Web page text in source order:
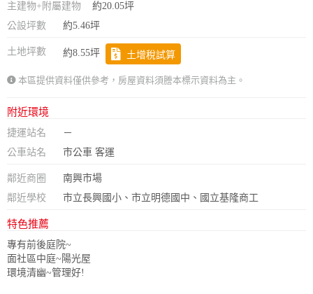
主建物+附屬建物
約20.05坪
公設坪數
約5.46坪
土地坪數 約8.55坪 土增稅試算
本區提供資料僅供參考，房屋資料須謄本標示資料為主。
附近環境
捷運站名
－
公車站名
市公車 客運
鄰近商圈
南興市場
鄰近學校
市立長興國小、市立明德國中、國立基隆商工
特色推薦
專有前後庭院~
面社區中庭~陽光屋
環境清幽~管理好!